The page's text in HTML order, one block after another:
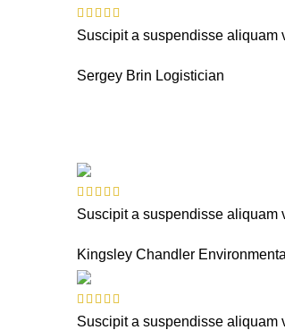
Suscipit a suspendisse aliquam
Sergey Brin Logistician
Suscipit a suspendisse aliquam
Kingsley Chandler
Suscipit a suspendisse aliquam